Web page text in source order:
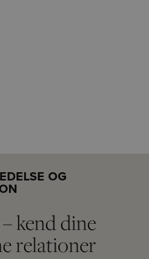
OG
kend dine
relationer